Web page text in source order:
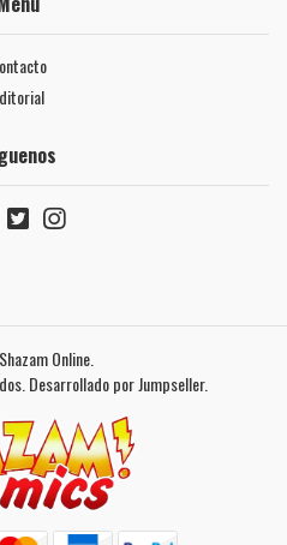
Online.
Desarrollado por Jumpseller.